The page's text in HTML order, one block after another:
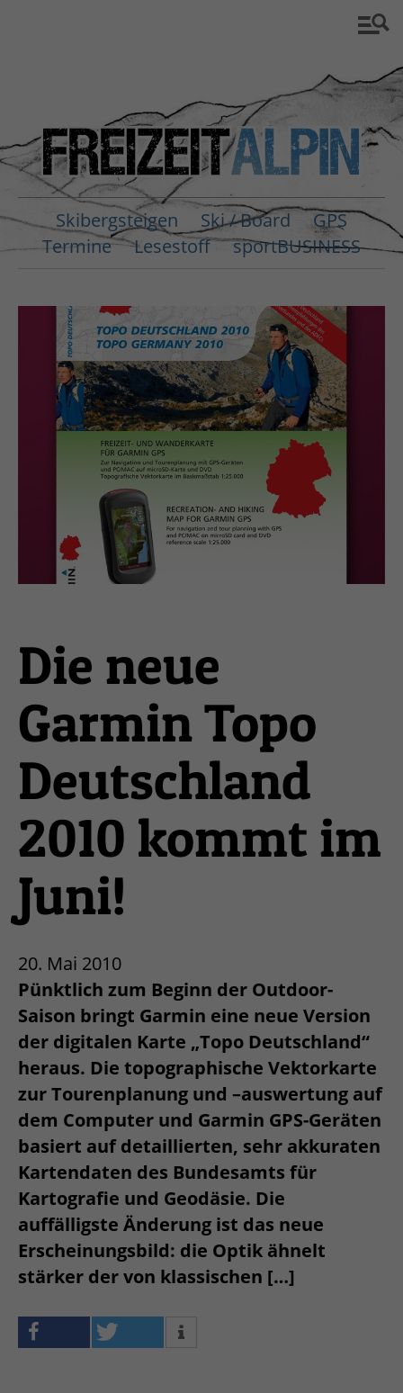
Skibergsteigen Ski / Board
GPS
Termine
Lesestoff sportBUSINESS
Die neue
Garmin Topo
Deutschland
2010 kommt im
Juni!
20. Mai 2010
Pünktlich zum Beginn der Outdoor-
Saison bringt Garmin eine neue Version
der digitalen Karte „Topo Deutschland“
heraus. Die topographische Vektorkarte
zur Tourenplanung und –auswertung auf
dem Computer und Garmin GPS-Geräten
basiert auf detaillierten, sehr akkuraten
Kartendaten des Bundesamts für
Kartografie und Geodäsie. Die
auffälligste Änderung ist das neue
Erscheinungsbild: die Optik ähnelt
stärker der von klassischen […]